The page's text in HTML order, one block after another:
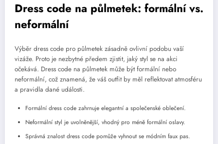
Dress code na půlmetek: formální vs.
neformální
Výběr dress code pro půlmetek zásadně ovlivní podobu vaší
vizáže. Proto je nezbytné předem zjistit, jaký styl se na akci
očekává. Dress code na půlmetek může být formální nebo
neformální, což znamená, že váš outfit by měl reflektovat atmosféru
a pravidla dané události.
Formální dress code zahrnuje elegantní a společenské oblečení.
Neformální styl je uvolněnější, vhodný pro méně formální oslavy.
Správná znalost dress code pomůže vyhnout se módním faux pas.